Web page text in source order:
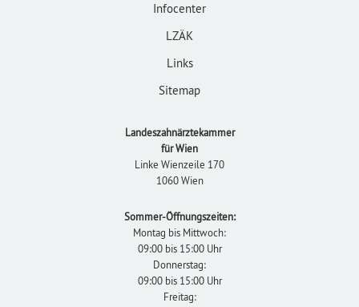
Infocenter
LZÄK
Links
Sitemap
Landeszahnärztekammer
für Wien
Linke Wienzeile 170
1060 Wien
Sommer-Öffnungszeiten:
Montag bis Mittwoch:
09:00 bis 15:00 Uhr
Donnerstag:
09:00 bis 15:00 Uhr
Freitag: